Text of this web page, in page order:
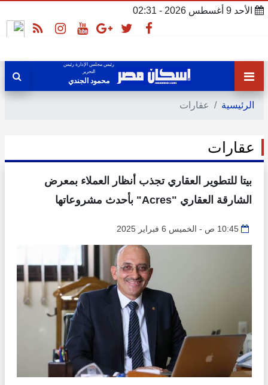
الأحد 9 أغسطس 2026 - 02:31
رئيس مجلس الإدارة رئيس
التحرير
محمود الجندي
الرئيسية عقارات
عقارات
بيتا للتطوير العقاري تجذب أنظار العملاء بمعرض
الشارقة العقاري "Acres" بأحدث مشروعاتها
10:45 ص - الخميس 6 فبراير 2025